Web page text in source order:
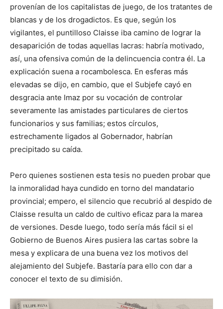
provenían de los capitalistas de juego, de los tratantes de
blancas y de los drogadictos. Es que, según los
vigilantes, el puntilloso Claisse iba camino de lograr la
desaparición de todas aquellas lacras: habría motivado,
así, una ofensiva común de la delincuencia contra él. La
explicación suena a rocambolesca. En esferas más
elevadas se dijo, en cambio, que el Subjefe cayó en
desgracia ante Imaz por su vocación de controlar
severamente las amistades particulares de ciertos
funcionarios y sus familias; estos círculos,
estrechamente ligados al Gobernador, habrían
precipitado su caída.
Pero quienes sostienen esta tesis no pueden probar que
la inmoralidad haya cundido en torno del mandatario
provincial; empero, el silencio que recubrió al despido de
Claisse resulta un caldo de cultivo eficaz para la marea
de versiones. Desde luego, todo sería más fácil si el
Gobierno de Buenos Aires pusiera las cartas sobre la
mesa y explicara de una buena vez los motivos del
alejamiento del Subjefe. Bastaría para ello con dar a
conocer el texto de su dimisión.